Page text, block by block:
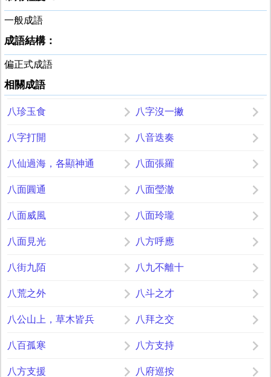
一般成語
成語結構：
偏正式成語
相關成語
八珍玉食 八字沒一撇
八字打開 八音迭奏
八仙過海，各顯神通 八面張羅
八面圓通 八面瑩澈
八面威風 八面玲瓏
八面見光 八方呼應
八街九陌 八九不離十
八荒之外 八斗之才
八公山上，草木皆兵 八拜之交
八百孤寒 八方支持
八方支援 八府巡按